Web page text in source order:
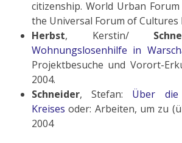
citizenship. World Urban
the Universal Forum of Cultures
Herbst, Kerstin/
Wohnungslosenhilfe in
Projektbesuche und Vorort-
2004.
Schneider, Stefan: Über die
Kreises oder: Arbeiten, um zu
2004